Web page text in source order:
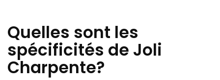
Quelles sont les
spécificités de Joli
Charpente?